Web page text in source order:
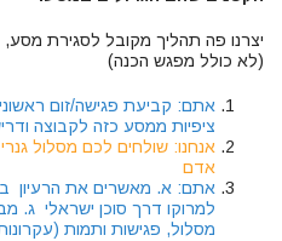
(לא כולל מפגש הכנה)
אתם: קביעת פגישה/זום
ציפיות ממסע כזה לקבוצה
אנחנו: שולחים לכם מסלול
אדם
אתם: א. מאשרים את הרעיון ב.
למרוקו דרך סוכן ישראלי ג.
מסלול, פגישות ותמות